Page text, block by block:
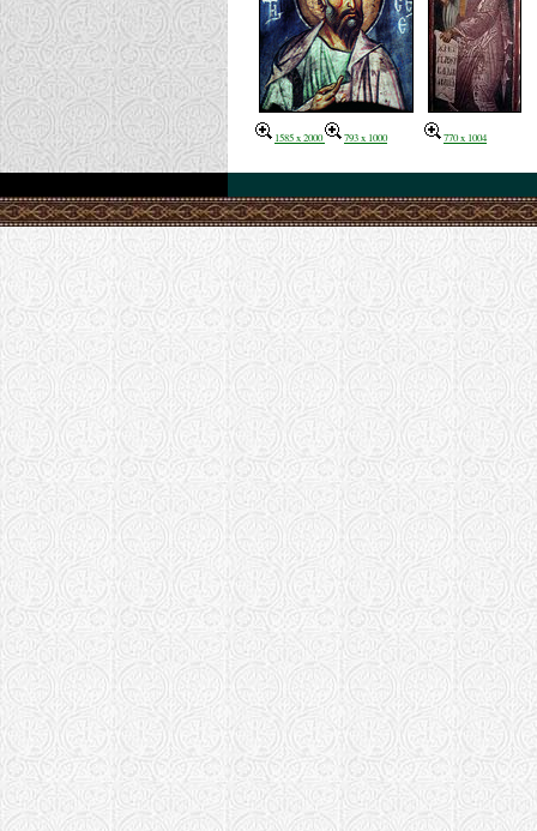
1585 x 2000 793 x 1000 770 x 1004